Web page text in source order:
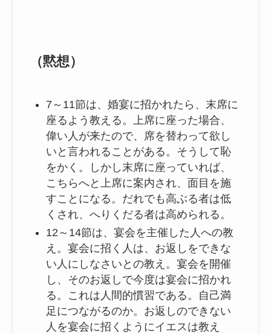
（黙想）
7～11節は、婚宴に招かれたら、末席に
座るよう教える。上席に座った場合、
偉い人が来たので、席を替わって欲し
いと言われることがある。そうして恥
をかく。しかし末席に座っていれば、
こちらへと上席に案内され、面目を施
すことになる。だれでも高ぶる者は低
くされ、へりくだる者は高められる。
12～14節は、宴会を主催した人への教
え。宴会に招く人は、お返しをできな
い人にしなさいとの教え。宴会を開催
し、そのお返しで今度は宴会に招かれ
る。これは人間的慣習である。自己満
足につながるのか。お返しのできない
人を宴会に招くようにイエスは教え